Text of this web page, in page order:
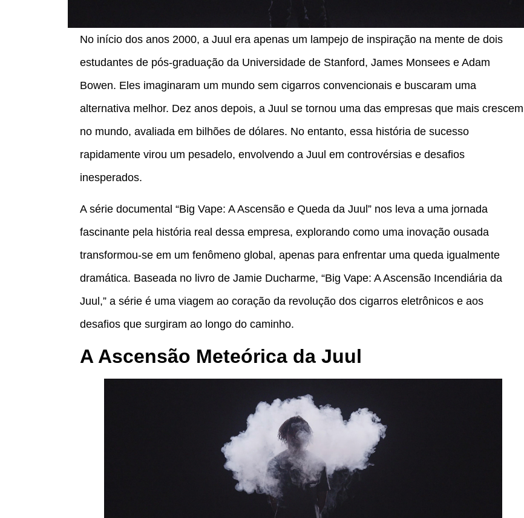
No início dos anos 2000, a Juul era apenas um lampejo de inspiração na mente de dois
estudantes de pós-graduação da Universidade de Stanford, James Monsees e Adam
Bowen. Eles imaginaram um mundo sem cigarros convencionais e buscaram uma
alternativa melhor. Dez anos depois, a Juul se tornou uma das empresas que mais crescem
no mundo, avaliada em bilhões de dólares. No entanto, essa história de sucesso
rapidamente virou um pesadelo, envolvendo a Juul em controvérsias e desafios
inesperados.
A série documental “Big Vape: A Ascensão e Queda da Juul” nos leva a uma jornada
fascinante pela história real dessa empresa, explorando como uma inovação ousada
transformou-se em um fenômeno global, apenas para enfrentar uma queda igualmente
dramática. Baseada no livro de Jamie Ducharme, “Big Vape: A Ascensão Incendiária da
Juul,” a série é uma viagem ao coração da revolução dos cigarros eletrônicos e aos
desafios que surgiram ao longo do caminho.
A Ascensão Meteórica da Juul